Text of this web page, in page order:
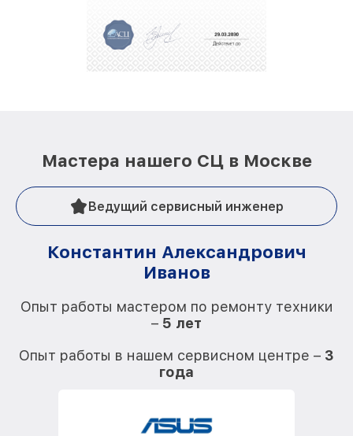
Мастера нашего СЦ в Москве
Ведущий сервисный инженер
Константин Александрович
Иванов
Опыт работы мастером по ремонту техники
– 5 лет
Опыт работы в нашем сервисном центре – 3
года